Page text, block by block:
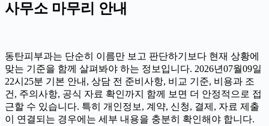
사무소 마무리 안내
동탄피부과는 단순히 이름만 보고 판단하기보다 현재 상황에
맞는 기준을 함께 살펴봐야 하는 정보입니다. 2026년07월09일
22시25분 기본 안내, 상담 전 준비사항, 비교 기준, 비용과 조
건, 주의사항, 공식 자료 확인까지 함께 보면 더 안정적으로 접
근할 수 있습니다. 특히 개인정보, 계약, 신청, 결제, 자료 제출
이 연결되는 경우에는 세부 내용을 충분히 확인해야 합니다.